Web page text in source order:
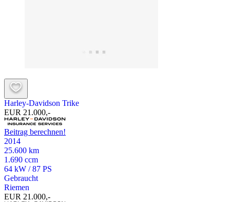
Harley-Davidson Trike
EUR 21.000,-
Beitrag berechnen!
2014
25.600 km
1.690 ccm
64 kW / 87 PS
Gebraucht
Riemen
EUR 21.000,-